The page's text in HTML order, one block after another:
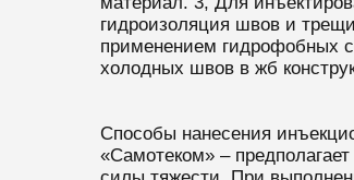
гидроизоляция швов и
применением гидрофобных
холодных швов в жб
Способы нанесения
«Самотеком» –